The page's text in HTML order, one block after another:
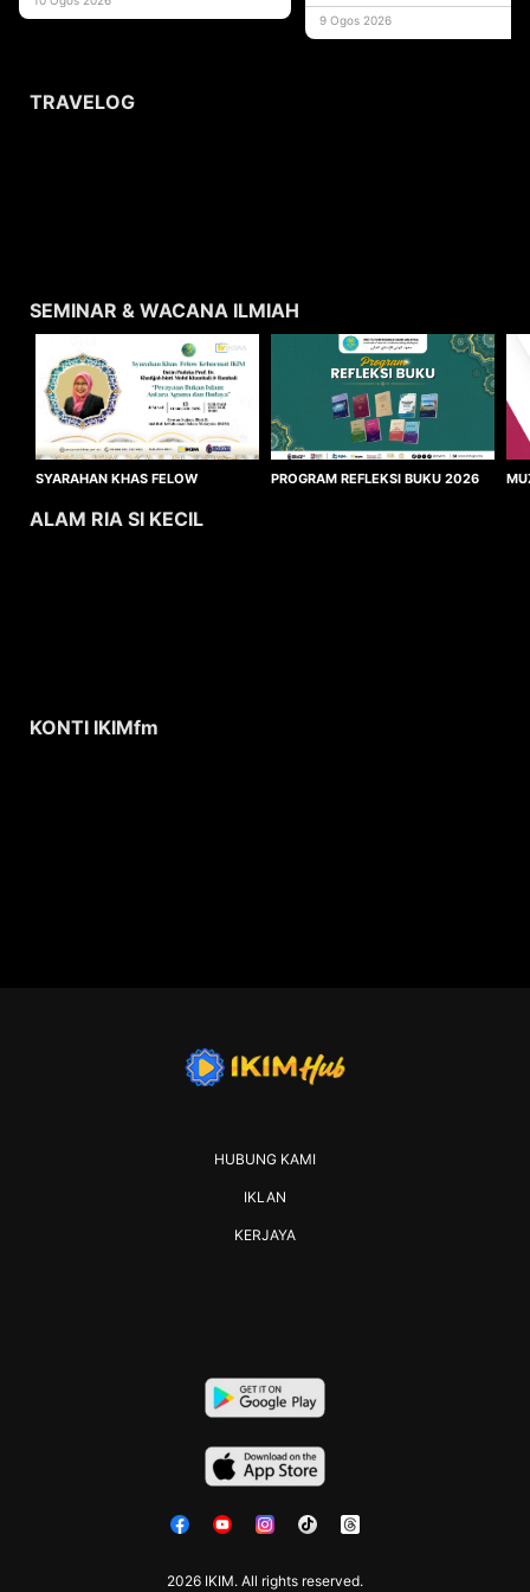
memperluas
9 Ogos 2026
TRAVELOG
SEMINAR & WACANA ILMIAH
SYARAHAN KHAS FELOW
PROGRAM REFLEKSI BUKU 2026
ALAM RIA SI KECIL
KONTI IKIMfm
2026 IKIM. All rights reserved.
HUBUNG KAMI
IKLAN
KERJAYA